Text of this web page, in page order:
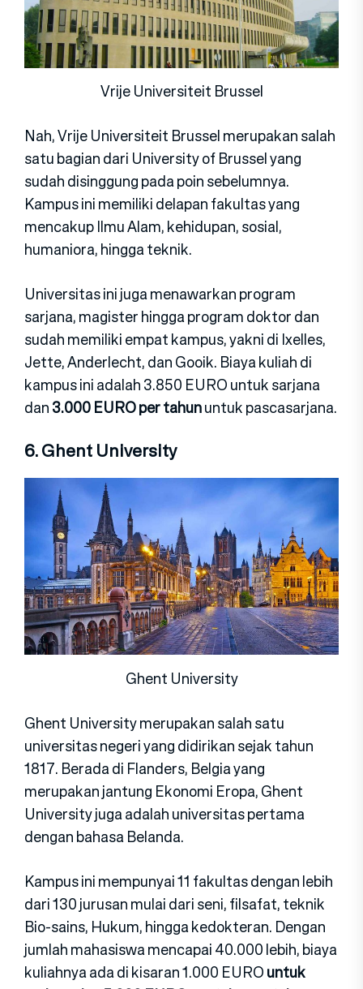
Vrije Universiteit Brussel
Nah, Vrije Universiteit Brussel merupakan salah
satu bagian dari University of Brussel yang
sudah disinggung pada poin sebelumnya.
Kampus ini memiliki delapan fakultas yang
mencakup Ilmu Alam, kehidupan, sosial,
humaniora, hingga teknik.
Universitas ini juga menawarkan program
sarjana, magister hingga program doktor dan
sudah memiliki empat kampus, yakni di Ixelles,
Jette, Anderlecht, dan Gooik. Biaya kuliah di
kampus ini adalah 3.850 EURO untuk sarjana
dan3.000 EURO per tahununtuk pascasarjana.
6. Ghent University
Ghent University
Ghent University merupakan salah satu
universitas negeri yang didirikan sejak tahun
1817. Berada di Flanders, Belgia yang
merupakan jantung Ekonomi Eropa, Ghent
University juga adalah universitas pertama
dengan bahasa Belanda.
Kampus ini mempunyai 11 fakultas dengan lebih
dari 130 jurusan mulai dari seni, filsafat, teknik
Bio-sains, Hukum, hingga kedokteran. Dengan
jumlah mahasiswa mencapai 40.000 lebih, biaya
kuliahnya ada di kisaran 1.000 EUROuntuk